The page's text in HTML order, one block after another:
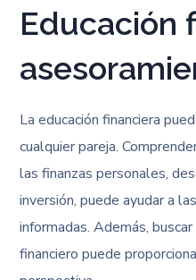
Educación
La educación financiera
cualquier pareja.
las finanzas personales,
inversión, puede ayudar a
informadas. Además,
financiero puede